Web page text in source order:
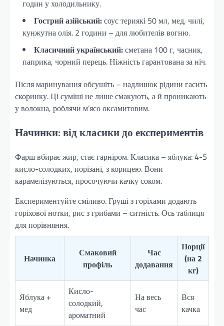
годин у холодильнику.
Гострий азійський:соус териякі 50 мл, мед, чилі,
кунжутна олія. 2 години – для любителів вогню.
Класичний український:сметана 100 г, часник,
паприка, чорний перець. Ніжність гарантована за ніч.
Після маринування обсушіть – надлишок рідини гасить
скоринку. Ці суміші не лише смакують, а й проникають
у волокна, роблячи м’ясо оксамитовим.
Начинки: від класики до експериментів
Фарш вбирає жир, стає гарніром. Класика – яблука: 4-5
кисло-солодких, порізані, з корицею. Вони
карамелізуються, просочуючи качку соком.
Експериментуйте сміливо. Груші з горіхами додають
горіхової нотки, рис з грибами – ситність. Ось таблиця
для порівняння.
Начинка
Смаковий
профіль
Час
додавання
Порції
(на 2
кг)
Яблука +
мед
Кисло-
солодкий,
ароматний
На весь
час
Вся
качка